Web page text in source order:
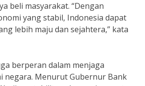
beli masyarakat. “Dengan
yang stabil, Indonesia dapat
lebih maju dan sejahtera,” kata
berperan dalam menjaga
negara. Menurut Gubernur Bank